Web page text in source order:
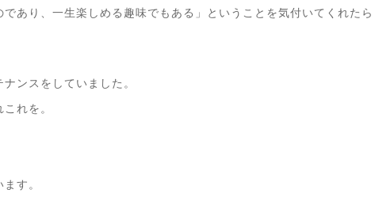
あり、一生楽しめる趣味でもある」ということを気付いてくれたら
ンスをしていました。
れを。
す。